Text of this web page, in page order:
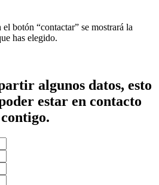
botón “contactar” se mostrará la
has elegido.
algunos datos, esto
estar en contacto
contigo.